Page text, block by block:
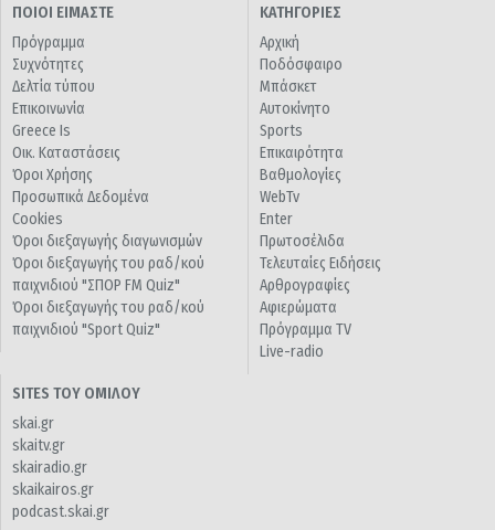
ΠΟΙΟΙ ΕΙΜΑΣΤΕ
Πρόγραμμα
Συχνότητες
Δελτία τύπου
Επικοινωνία
Greece Is
Οικ. Καταστάσεις
Όροι Χρήσης
Προσωπικά Δεδομένα
Cookies
Όροι διεξαγωγής διαγωνισμών
Όροι διεξαγωγής του ραδ/κού
παιχνιδιού "ΣΠΟΡ FM Quiz"
Όροι διεξαγωγής του ραδ/κού
παιχνιδιού "Sport Quiz"
ΚΑΤΗΓΟΡΙΕΣ
Αρχική
Ποδόσφαιρο
Μπάσκετ
Αυτοκίνητο
Sports
Επικαιρότητα
Βαθμολογίες
WebTv
Enter
Πρωτοσέλιδα
Τελευταίες Ειδήσεις
Αρθρογραφίες
Αφιερώματα
Πρόγραμμα TV
Live-radio
SITES ΤΟΥ ΟΜΙΛΟΥ
skai.gr
skaitv.gr
skairadio.gr
skaikairos.gr
podcast.skai.gr